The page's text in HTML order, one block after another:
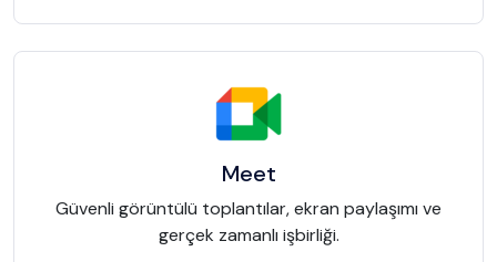
Meet
Güvenli görüntülü toplantılar, ekran paylaşımı ve
gerçek zamanlı işbirliği.